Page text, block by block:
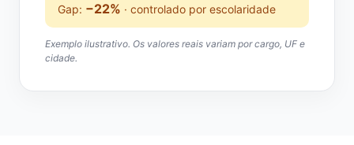
Gap: −22% · controlado por escolaridade
Exemplo ilustrativo. Os valores reais variam por cargo, UF e
cidade.